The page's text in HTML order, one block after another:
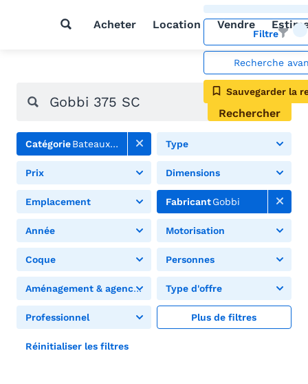
Acheter Location Vendre
Filtre
Recherche
Sauvegarder la
Rechercher
CatégorieBateaux à moteur Type
Prix Dimensions
Emplacement FabricantGobbi
Année Motorisation
Coque Personnes
Aménagement & agencement Type d'offre
Professionnel Plus de filtres
Réinitialiser les filtres